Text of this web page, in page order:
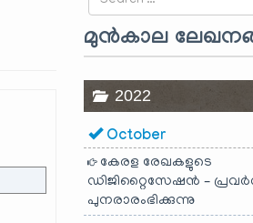
for
മുൻകാല
2022
October
കേരള രേഖകളുടെ
ഡിജിറ്റൈസേഷൻ –
പുനരാരംഭിക്കുന്നു